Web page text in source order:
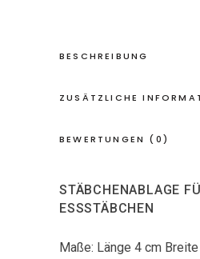
BESCHREIBUNG
ZUSÄTZLICHE
BEWERTUNGEN (0)
STÄBCHENABLAGE
ESSSTÄBCHEN
Maße: Länge 4 cm